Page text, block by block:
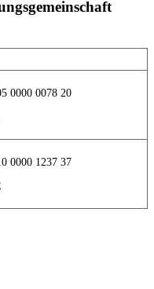
0000 0078 20
0000 1237 37